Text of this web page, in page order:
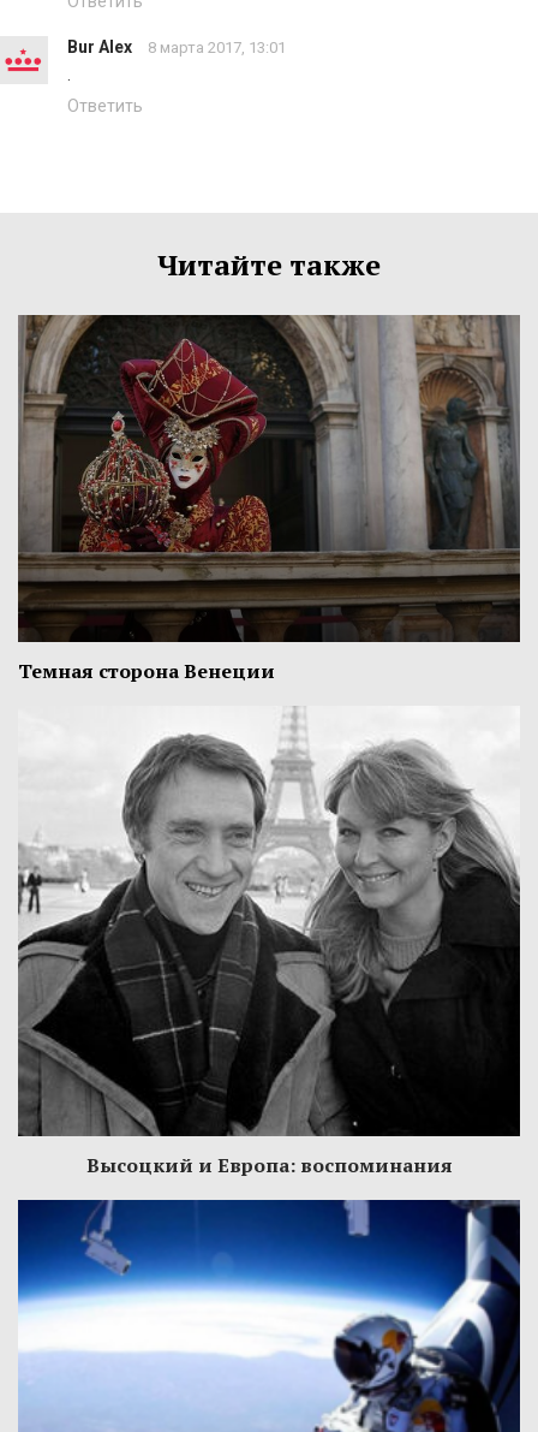
Bur Alex 8 марта 2017, 13:01
.
Ответить
Читайте также
Темная сторона Венеции
Высоцкий и Европа: воспоминания